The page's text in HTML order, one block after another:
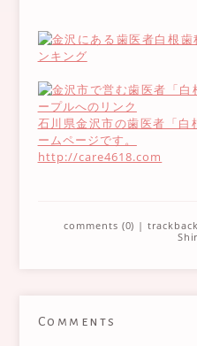
石川県金沢市の歯医者「白
ームページです。
http://care4618.com
comments (0) |
Comments